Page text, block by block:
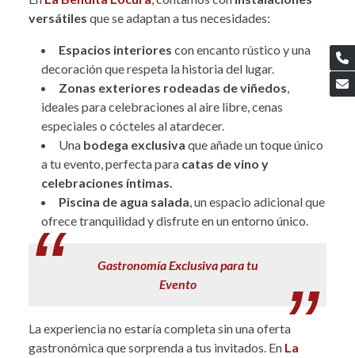
versátiles que se adaptan a tus necesidades:
Espacios interiores con encanto rústico y una
decoración que respeta la historia del lugar.
Zonas exteriores rodeadas de viñedos,
ideales para celebraciones al aire libre, cenas
especiales o cócteles al atardecer.
Una bodega exclusiva que añade un toque único
a tu evento, perfecta para catas de vino y
celebraciones íntimas.
Piscina de agua salada, un espacio adicional que
ofrece tranquilidad y disfrute en un entorno único.
Gastronomía Exclusiva para tu
Evento
La experiencia no estaría completa sin una oferta
gastronómica que sorprenda a tus invitados. En La